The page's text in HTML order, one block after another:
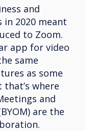
and
2020 meant
to Zoom.
app for video
same
as some
where
and
are the